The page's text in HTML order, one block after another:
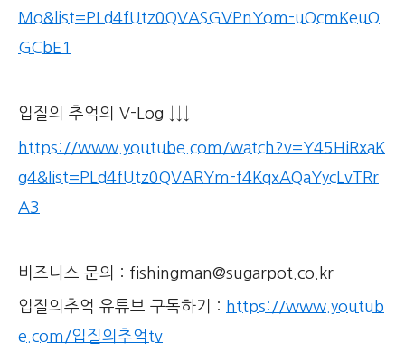
Mo&list=PLd4fUtz0QVASGVPnYom-uOcmKeuO
GCbE1
입질의 추억의 V-Log ↓↓↓
https://www.youtube.com/watch?v=Y45HiRxaK
g4&list=PLd4fUtz0QVARYm-f4KqxAQaYycLvTRr
A3
비즈니스 문의 : fishingman@sugarpot.co.kr
입질의추억 유튜브 구독하기 : https://www.youtub
e.com/입질의추억tv